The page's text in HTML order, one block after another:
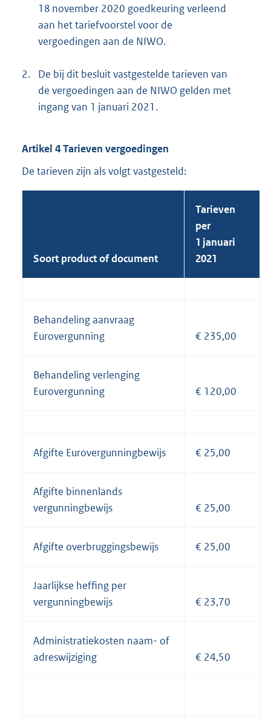
18 november 2020 goedkeuring verleend
aan het tariefvoorstel voor de
vergoedingen aan de NIWO.
2.
De bij dit besluit vastgestelde tarieven van
de vergoedingen aan de NIWO gelden met
ingang van 1 januari 2021.
Artikel 4 Tarieven vergoedingen
De tarieven zijn als volgt vastgesteld:
Soort product of document
Tarieven
per
1 januari
2021
Behandeling aanvraag
Eurovergunning
€ 235,00
Behandeling verlenging
Eurovergunning
€ 120,00
Afgifte Eurovergunningbewijs € 25,00
Afgifte binnenlands
vergunningbewijs
€ 25,00
Afgifte overbruggingsbewijs € 25,00
Jaarlijkse heffing per
vergunningbewijs
€ 23,70
Administratiekosten naam- of
adreswijziging
€ 24,50